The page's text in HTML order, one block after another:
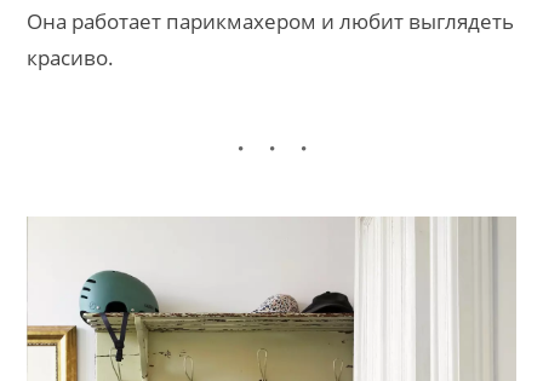
Она работает парикмахером и любит выглядеть
красиво.